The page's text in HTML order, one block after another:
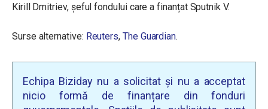
Kirill Dmitriev, șeful fondului care a finanțat Sputnik V.
Surse alternative: Reuters, The Guardian.
Echipa Biziday nu a solicitat și nu a acceptat
nicio formă de finanțare din fonduri